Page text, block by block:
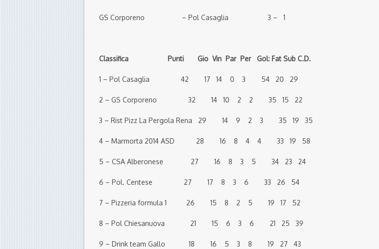
GS Corporeno – Pol Casaglia 3 – 1
Classifica Punti Gio Vin Par Per Gol: Fat Sub C.D.
1 – Pol Casaglia 42 17 14 0 3 54 20 29
2 – GS Corporeno 32 14 10 2 2 35 15 22
3 – Rist Pizz La Pergola Rena 29 14 9 2 3 35 19 35
4 – Marmorta 2014 ASD 28 16 8 4 4 33 19 58
5 – CSA Alberonese 27 16 8 3 5 34 23 24
6 – Pol. Centese 27 17 8 3 6 33 26 54
7 – Pizzeria formula 1 26 15 8 2 5 19 17 52
8 – Pol Chiesanuova 21 15 6 3 6 21 25 39
9 – Drink team Gallo 18 16 5 3 8 19 27 43